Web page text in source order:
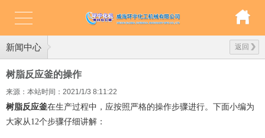
新闻中心 返回
树脂反应釜的操作
来源：本站时间：2021/1/3 8:11:22
树脂反应釜在生产过程中，应按照严格的操作步骤进行。下面小编为
大家从12个步骤仔细讲解：